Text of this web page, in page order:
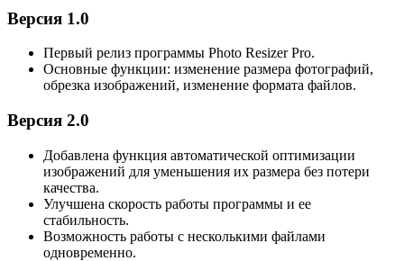
Версия 1.0
Первый релиз программы Photo Resizer Pro.
Основные функции: изменение размера фотографий,
обрезка изображений, изменение формата файлов.
Версия 2.0
Добавлена функция автоматической оптимизации
изображений для уменьшения их размера без потери
качества.
Улучшена скорость работы программы и ее
стабильность.
Возможность работы с несколькими файлами
одновременно.